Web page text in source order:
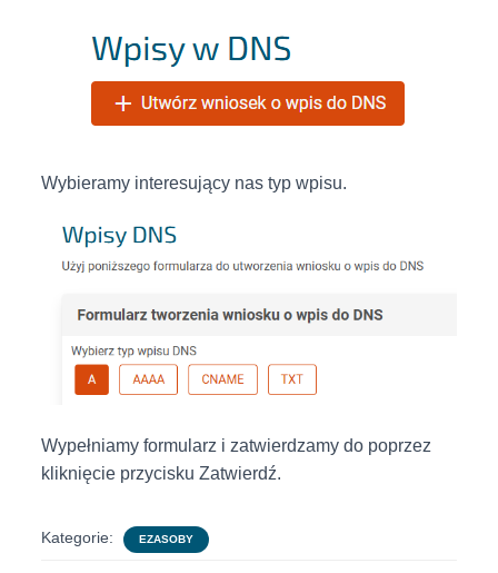
Wybieramy interesujący nas typ wpisu.
Wypełniamy formularz i zatwierdzamy do poprzez
kliknięcie przycisku Zatwierdź.
Kategorie: EZASOBY